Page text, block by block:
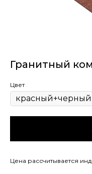
Гранитный
Цвет
Цена рассчитывается